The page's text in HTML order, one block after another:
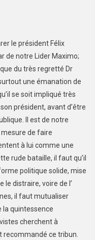
le président Félix
de notre Lider Maximo;
du très regretté Dr
une émanation de
se soit impliqué très
président, avant d’être
Il est de notre
mesure de faire
à lui comme une
rude bataille, il faut qu’il
politique solide, mise
le distraire, voire de l’
il faut mutualiser
la quintessence
cherchent à
recommandé ce tribun.